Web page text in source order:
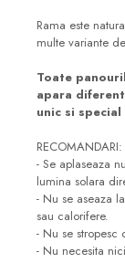
Rama este
multe variante
Toate
apara
unic si
RECOMANDARI:
- Se aplaseaza
lumina solara
- Nu se aseaza
sau calorifere.
- Nu se stropesc
- Nu necesita